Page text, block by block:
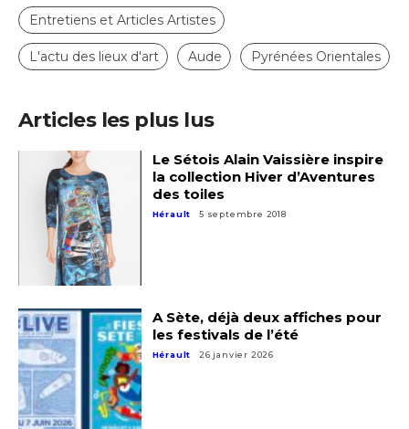
Entretiens et Articles Artistes
L'actu des lieux d'art Aude Pyrénées Orientales
Articles les plus lus
Le Sétois Alain Vaissière inspire
la collection Hiver d’Aventures
des toiles
Hérault 5 septembre 2018
A Sète, déjà deux affiches pour
les festivals de l’été
Hérault 26 janvier 2026